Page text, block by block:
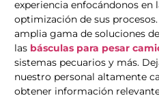
experiencia enfocándonos en
optimización de sus
amplia gama de soluciones
las básculas para pesar
sistemas pecuarios y más.
nuestro personal altamente
obtener información